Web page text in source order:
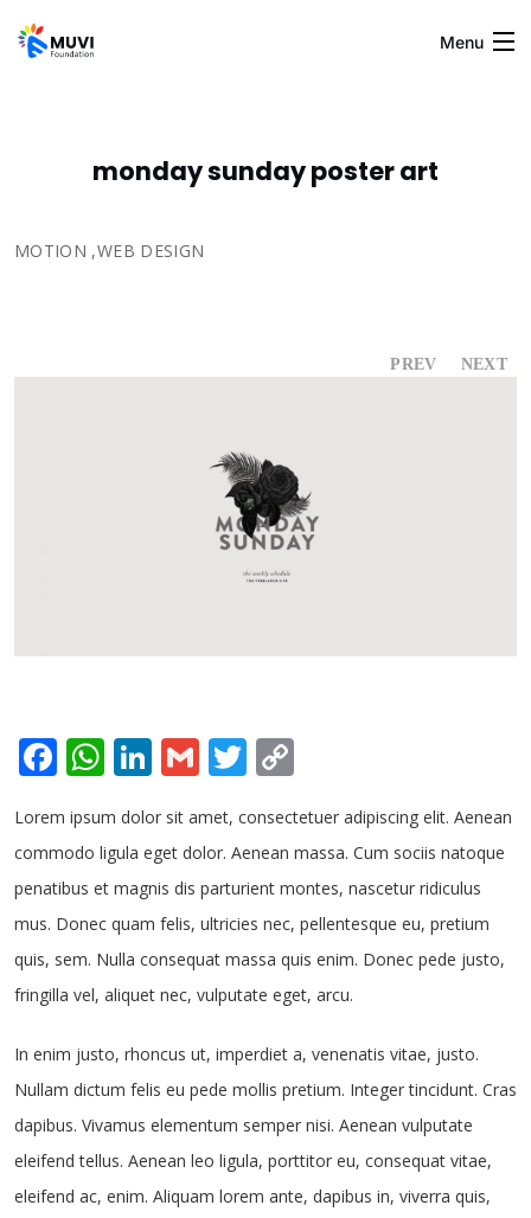
Menu
monday sunday poster art
MOTION ,WEB DESIGN
PREV NEXT
Facebook
WhatsApp
LinkedIn
GmailTwitter
Lorem ipsum dolor sit amet, consectetuer adipiscing elit. Aenean
commodo ligula eget dolor. Aenean massa. Cum sociis natoque
penatibus et magnis dis parturient montes, nascetur ridiculus
mus. Donec quam felis, ultricies nec, pellentesque eu, pretium
quis, sem. Nulla consequat massa quis enim. Donec pede justo,
fringilla vel, aliquet nec, vulputate eget, arcu.
In enim justo, rhoncus ut, imperdiet a, venenatis vitae, justo.
Nullam dictum felis eu pede mollis pretium. Integer tincidunt. Cras
dapibus. Vivamus elementum semper nisi. Aenean vulputate
eleifend tellus. Aenean leo ligula, porttitor eu, consequat vitae,
eleifend ac, enim. Aliquam lorem ante, dapibus in, viverra quis,